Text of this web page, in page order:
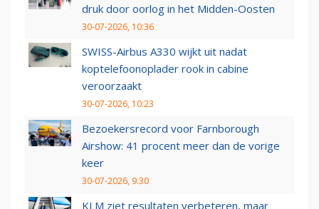
druk door oorlog in het Midden-Oosten
30-07-2026, 10:36
SWISS-Airbus A330 wijkt uit nadat
koptelefoonoplader rook in cabine
veroorzaakt
30-07-2026, 10:23
Bezoekersrecord voor Farnborough
Airshow: 41 procent meer dan de vorige
keer
30-07-2026, 9:30
KLM ziet resultaten verbeteren, maar